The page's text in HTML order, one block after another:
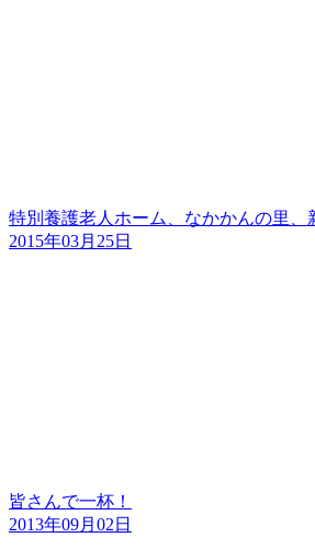
特別養護老人ホーム、なかかんの里、
2015年03月25日
皆さんで一杯！
2013年09月02日